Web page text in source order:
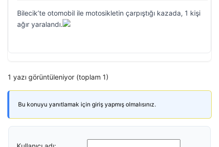
Bilecik’te otomobil ile motosikletin çarpıştığı kazada, 1 kişi
ağır yaralandı.
1 yazı görüntüleniyor (toplam 1)
Bu konuyu yanıtlamak için giriş yapmış olmalısınız.